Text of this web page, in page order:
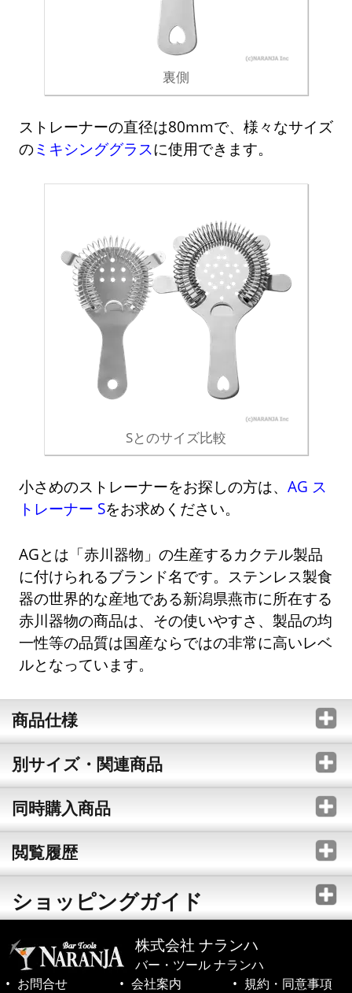
裏側
ストレーナーの直径は80mmで、様々なサイズ
のミキシンググラスに使用できます。
Sとのサイズ比較
小さめのストレーナーをお探しの方は、AG ス
トレーナー Sをお求めください。
AGとは「赤川器物」の生産するカクテル製品
に付けられるブランド名です。ステンレス製食
器の世界的な産地である新潟県燕市に所在する
赤川器物の商品は、その使いやすさ、製品の均
一性等の品質は国産ならではの非常に高いレベ
ルとなっています。
商品仕様
別サイズ・関連商品
同時購入商品
閲覧履歴
ショッピングガイド
株式会社 ナランハ
バー・ツール ナランハ
お問合せ
会社案内 規約・同意事項